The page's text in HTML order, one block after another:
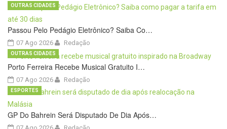
Passou Pelo Pedágio Eletrônico? Saiba Co…
07 Ago 2026
OUTRAS CIDADES
Redação
Porto Ferreira Recebe Musical Gratuito I…
07 Ago 2026
OUTRAS CIDADES
Redação
GP Do Bahrein Será Disputado De Dia Após…
ESPORTES